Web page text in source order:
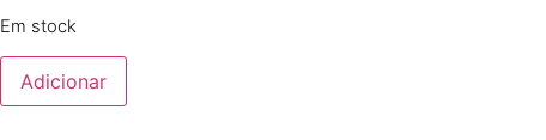
Em stock
Adicionar